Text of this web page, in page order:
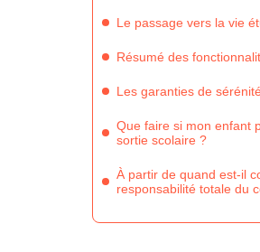
Le passage vers la vie
Résumé des
Les garanties de
Que faire si mon enfant
sortie scolaire ?
À partir de quand est-il
responsabilité totale du